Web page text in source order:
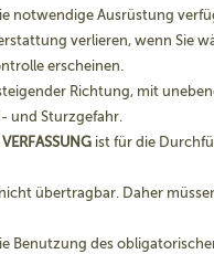
notwendige Ausrüstung
verlieren, wenn Sie
erscheinen.
Richtung, mit
und Sturzgefahr.
ist für die
übertragbar. Daher
Benutzung des